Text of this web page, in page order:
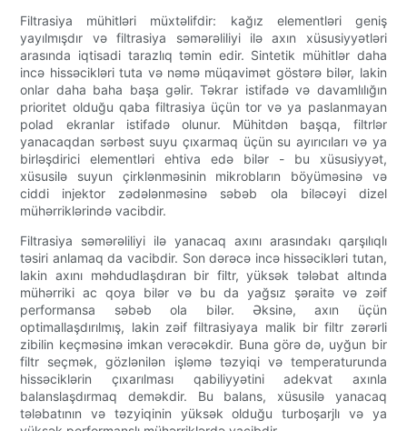
Filtrasiya mühitləri müxtəlifdir: kağız elementləri geniş
yayılmışdır və filtrasiya səmərəliliyi ilə axın xüsusiyyətləri
arasında iqtisadi tarazlıq təmin edir. Sintetik mühitlər daha
incə hissəcikləri tuta və nəmə müqavimət göstərə bilər, lakin
onlar daha baha başa gəlir. Təkrar istifadə və davamlılığın
prioritet olduğu qaba filtrasiya üçün tor və ya paslanmayan
polad ekranlar istifadə olunur. Mühitdən başqa, filtrlər
yanacaqdan sərbəst suyu çıxarmaq üçün su ayırıcıları və ya
birləşdirici elementləri ehtiva edə bilər - bu xüsusiyyət,
xüsusilə suyun çirklənməsinin mikrobların böyüməsinə və
ciddi injektor zədələnməsinə səbəb ola biləcəyi dizel
mühərriklərində vacibdir.
Filtrasiya səmərəliliyi ilə yanacaq axını arasındakı qarşılıqlı
təsiri anlamaq da vacibdir. Son dərəcə incə hissəcikləri tutan,
lakin axını məhdudlaşdıran bir filtr, yüksək tələbat altında
mühərriki ac qoya bilər və bu da yağsız şəraitə və zəif
performansa səbəb ola bilər. Əksinə, axın üçün
optimallaşdırılmış, lakin zəif filtrasiyaya malik bir filtr zərərli
zibilin keçməsinə imkan verəcəkdir. Buna görə də, uyğun bir
filtr seçmək, gözlənilən işləmə təzyiqi və temperaturunda
hissəciklərin çıxarılması qabiliyyətini adekvat axınla
balanslaşdırmaq deməkdir. Bu balans, xüsusilə yanacaq
tələbatının və təzyiqinin yüksək olduğu turboşarjlı və ya